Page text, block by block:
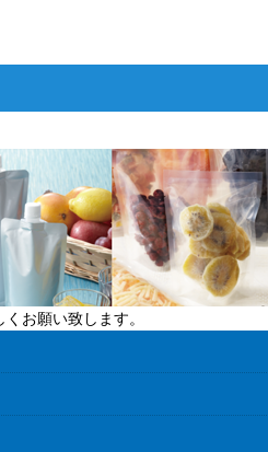
お願い致します。